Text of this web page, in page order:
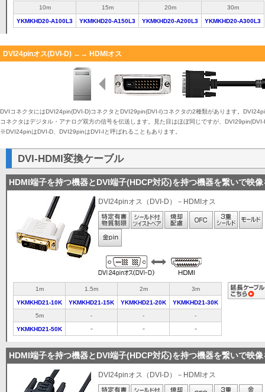
10m 15m 20m 30m
YKMKHD20-A100L3 YKMKHD20-A150L3 YKMKHD20-A200L3 YKMKHD20-A300L3
DVI24pinオス(DVI-D) ←→ HDMIオス
DVIコネクタにはDVI24pin(DVI-D)コネクタとDVI29pin(DVI-I)コネクタの2種類があります。
コネクタはデジタル・アナログ双方の信号を伝送します。見た目はほぼ同じですが、
※DVI24pinはDVI-D、DVI29pinはDVI-Iと呼ばれることもあります。
DVI-HDMI変換ケーブル
HDMI端子を持つ機器とDVI端子(HDCP対応)を持つ機器を繋いで映
DVI24pinオス（DVI-D）－HDMIオス
1m 1.5m 2m 3m
YKMKHD21-10K YKMKHD21-15K YKMKHD21-20K
YKMKHD21-30K
5m
- - -
YKMKHD21-50K - - -
HDMI端子を持つ機器とDVI端子(HDCP対応)を持つ機器を繋いで映
DVI24pinオス（DVI-D）－HDMIオス